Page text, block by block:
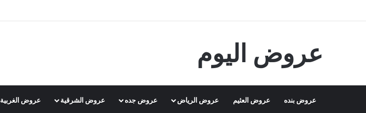
عروض اليوم
عروض بنده عروض العثيم عروض الرياض عروض جده عروض الشرقية عروض الغربية